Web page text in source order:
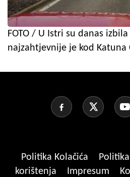
FOTO / U Istri su danas
najzahtjevnije je kod Katuna
Politika Kolačića
korištenja
Impresum